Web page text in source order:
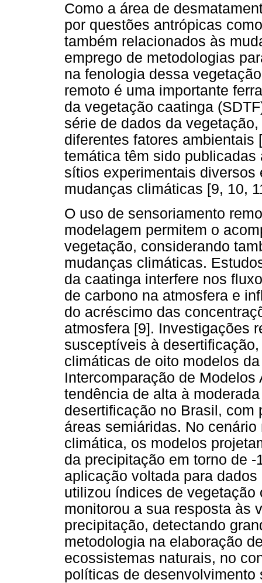
Como a área de
por questões antrópicas
também relacionados às
emprego de metodologias
na fenologia dessa
remoto é uma importante
da vegetação caatinga
série de dados da
diferentes fatores
temática têm sido
sítios experimentais
mudanças climáticas [9, 10,
O uso de sensoriamento
modelagem permitem o
vegetação, considerando
mudanças climáticas.
da caatinga interfere nos
de carbono na atmosfera e
do acréscimo das
atmosfera [9]. Investigações
susceptíveis à
climáticas de oito modelos
Intercomparação de
tendência de alta à
desertificação no Brasil, com
áreas semiáridas. No
climática, os modelos
da precipitação em torno de
aplicação voltada para
utilizou índices de vegetação
monitorou a sua resposta às
precipitação, detectando
metodologia na elaboração
ecossistemas naturais, no
políticas de desenvolvimento